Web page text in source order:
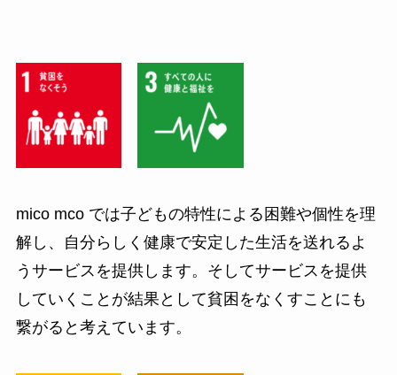
mico mco では子どもの特性による困難や個性を理
解し、自分らしく健康で安定した生活を送れるよ
うサービスを提供します。そしてサービスを提供
していくことが結果として貧困をなくすことにも
繋がると考えています。